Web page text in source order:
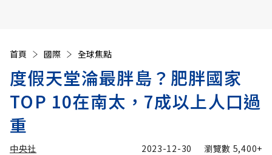
首頁 國際 全球焦點
度假天堂淪最胖島？肥胖國家
TOP 10在南太，7成以上人口過
重
中央社 2023-12-30 瀏覽數 5,400+